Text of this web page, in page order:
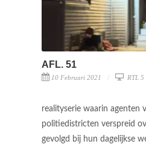
AFL. 51
10 Februari 2021 RTL 5
realityserie waarin agenten
politiedistricten verspreid
gevolgd bij hun dagelijkse